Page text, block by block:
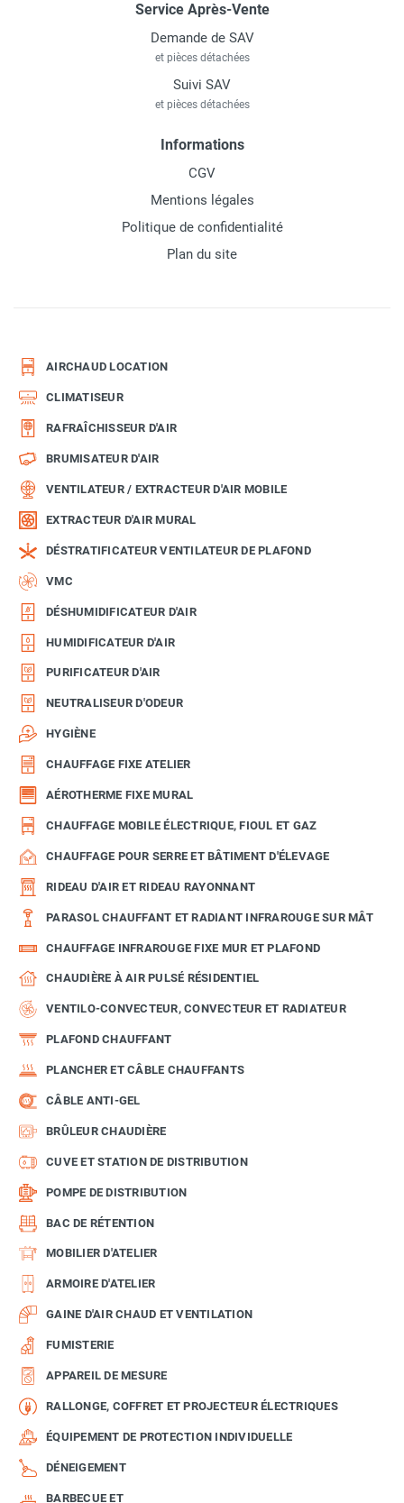
Service Après-Vente
Demande de SAV
et pièces détachées
Suivi SAV
et pièces détachées
Informations
CGV
Mentions légales
Politique de confidentialité
Plan du site
AIRCHAUD LOCATION
CLIMATISEUR
RAFRAÎCHISSEUR D'AIR
BRUMISATEUR D'AIR
VENTILATEUR / EXTRACTEUR D'AIR MOBILE
EXTRACTEUR D'AIR MURAL
DÉSTRATIFICATEUR VENTILATEUR DE PLAFOND
VMC
DÉSHUMIDIFICATEUR D'AIR
HUMIDIFICATEUR D'AIR
PURIFICATEUR D'AIR
NEUTRALISEUR D'ODEUR
HYGIÈNE
CHAUFFAGE FIXE ATELIER
AÉROTHERME FIXE MURAL
CHAUFFAGE MOBILE ÉLECTRIQUE, FIOUL ET GAZ
CHAUFFAGE POUR SERRE ET BÂTIMENT D'ÉLEVAGE
RIDEAU D'AIR ET RIDEAU RAYONNANT
PARASOL CHAUFFANT ET RADIANT INFRAROUGE SUR MÂT
CHAUFFAGE INFRAROUGE FIXE MUR ET PLAFOND
CHAUDIÈRE À AIR PULSÉ RÉSIDENTIEL
VENTILO-CONVECTEUR, CONVECTEUR ET RADIATEUR
PLAFOND CHAUFFANT
PLANCHER ET CÂBLE CHAUFFANTS
CÂBLE ANTI-GEL
BRÛLEUR CHAUDIÈRE
CUVE ET STATION DE DISTRIBUTION
POMPE DE DISTRIBUTION
BAC DE RÉTENTION
MOBILIER D'ATELIER
ARMOIRE D'ATELIER
GAINE D'AIR CHAUD ET VENTILATION
FUMISTERIE
APPAREIL DE MESURE
RALLONGE, COFFRET ET PROJECTEUR ÉLECTRIQUES
ÉQUIPEMENT DE PROTECTION INDIVIDUELLE
DÉNEIGEMENT
BARBECUE ET